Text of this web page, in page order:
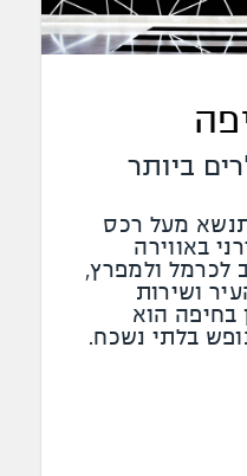
ביותר
מעל רכס
באווירה
לכרמל ולמפרץ,
ושירות
בחיפה הוא
בלתי נשכח.